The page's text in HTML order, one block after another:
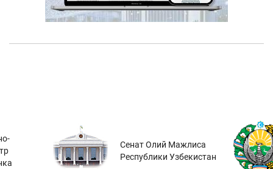
Сенат Олий Мажлиса
Республики Узбекистан